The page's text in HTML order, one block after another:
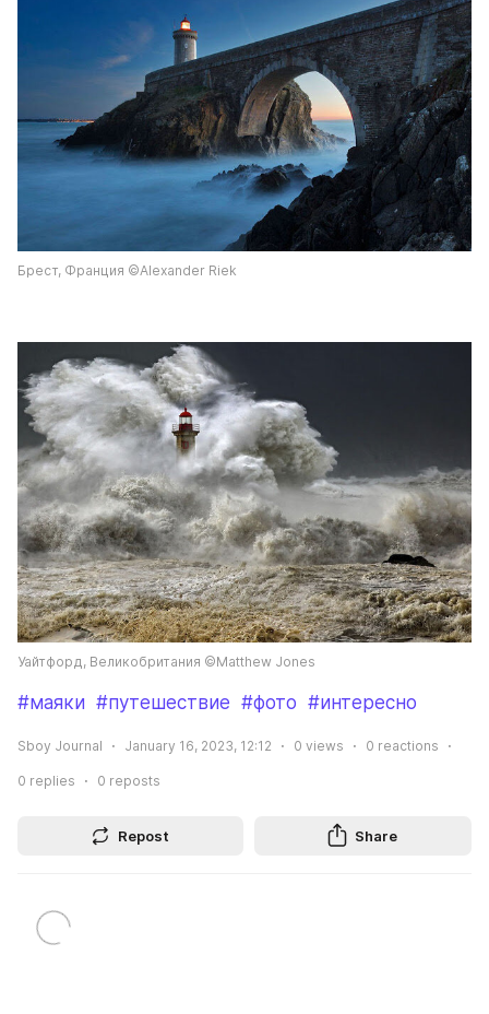
Брест, Франция ©Alexander Riek
Уайтфорд, Великобритания ©Matthew Jones
#маяки #путешествие #фото #интересно
Sboy Journal January 16, 2023, 12:12 0 views 0 reactions
0 replies 0 reposts
Repost Share